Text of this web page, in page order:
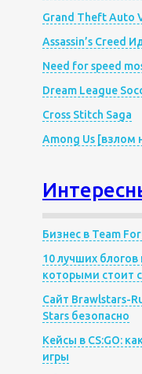
Grand Theft Auto
Assassin’s Creed
Need for speed
Dream League
Cross Stitch Saga
Among Us [взлом
Бизнес в Team
10 лучших
которыми стоит
Сайт Brawlstars-
Stars безопасно
Кейсы в CS:GO:
игры